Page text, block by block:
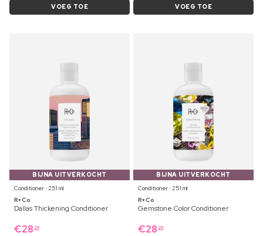
VOEG TOE VOEG TOE
BIJNA UITVERKOCHT
Conditioner ⋅ 251 ml
R+Co
Dallas Thickening Conditioner
€28 29
BIJNA UITVERKOCHT
Conditioner ⋅ 251 ml
R+Co
Gemstone Color Conditioner
€28 29